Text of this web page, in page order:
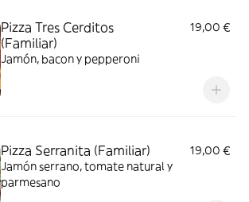
Pizza Tres Cerditos
(Familiar)
19,00 €
Jamón, bacon y pepperoni
Pizza Serranita (Familiar)
19,00 €
Jamón serrano, tomate natural y
parmesano